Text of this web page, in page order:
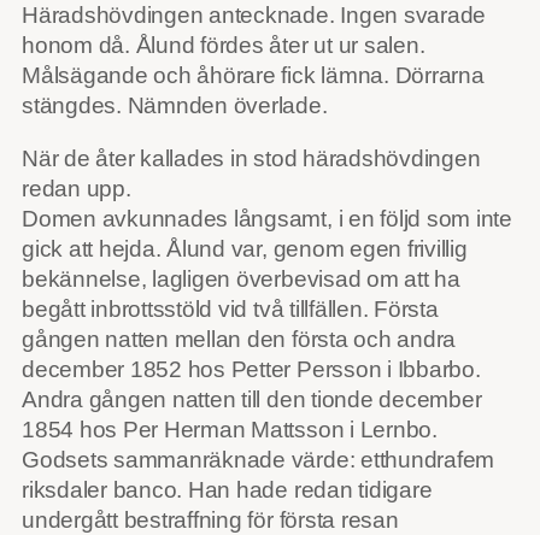
Häradshövdingen antecknade. Ingen svarade
honom då. Ålund fördes åter ut ur salen.
Målsägande och åhörare fick lämna. Dörrarna
stängdes. Nämnden överlade.
När de åter kallades in stod häradshövdingen
redan upp.
Domen avkunnades långsamt, i en följd som inte
gick att hejda. Ålund var, genom egen frivillig
bekännelse, lagligen överbevisad om att ha
begått inbrottsstöld vid två tillfällen. Första
gången natten mellan den första och andra
december 1852 hos Petter Persson i Ibbarbo.
Andra gången natten till den tionde december
1854 hos Per Herman Mattsson i Lernbo.
Godsets sammanräknade värde: etthundrafem
riksdaler banco. Han hade redan tidigare
undergått bestraffning för första resan